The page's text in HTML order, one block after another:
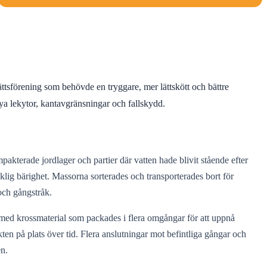
som behövde en tryggare, mer lättskött och bättre
lekytor, kantavgränsningar och fallskydd.
jordlager och partier där vatten hade blivit stående efter
bärighet. Massorna sorterades och transporterades bort för
gångstråk.
krossmaterial som packades i flera omgångar för att uppnå
på plats över tid. Flera anslutningar mot befintliga gångar och